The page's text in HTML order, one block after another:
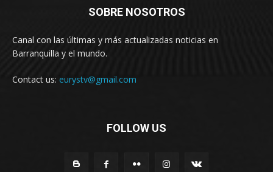
SOBRE NOSOTROS
Canal con las últimas y más actualizadas noticias en
Barranquilla y el mundo.
Contact us: eurystv@gmail.com
FOLLOW US